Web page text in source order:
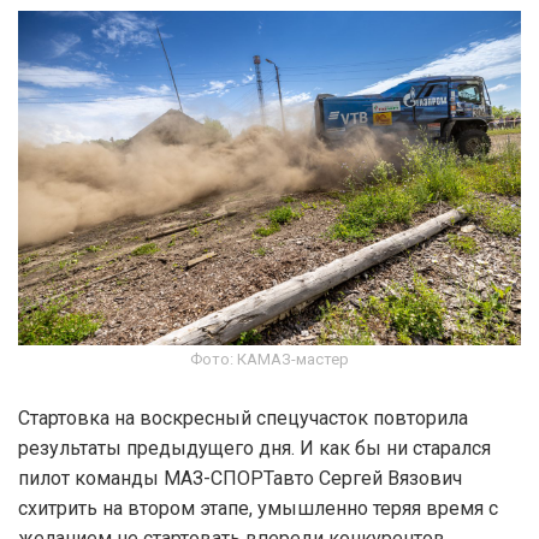
Фото: КАМАЗ-мастер
Стартовка на воскресный спецучасток повторила
результаты предыдущего дня. И как бы ни старался
пилот команды МАЗ-СПОРТавто Сергей Вязович
схитрить на втором этапе, умышленно теряя время с